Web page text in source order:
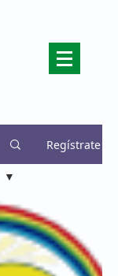
Regístrate